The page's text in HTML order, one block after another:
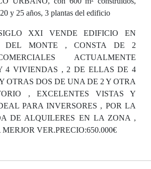
y 25 años, 3 plantas del edificio
XXI VENDE EDIFICIO EN
DEL MONTE , CONSTA DE 2
ACTUALMENTE
4 VIVIENDAS , 2 DE ELLAS DE 4
OTRAS DOS DE UNA DE 2 Y OTRA
, EXCELENTES VISTAS Y
PARA INVERSORES , POR LA
DE ALQUILERES EN LA ZONA ,
VER.PRECIO:650.000€